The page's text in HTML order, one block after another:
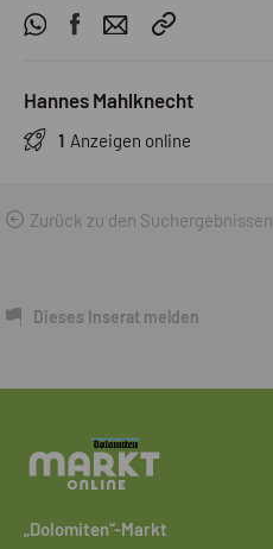
Hannes Mahlknecht
1 Anzeigen online
Zurück zu den Suchergebnissen
Dieses Inserat melden
„Dolomiten“-Markt